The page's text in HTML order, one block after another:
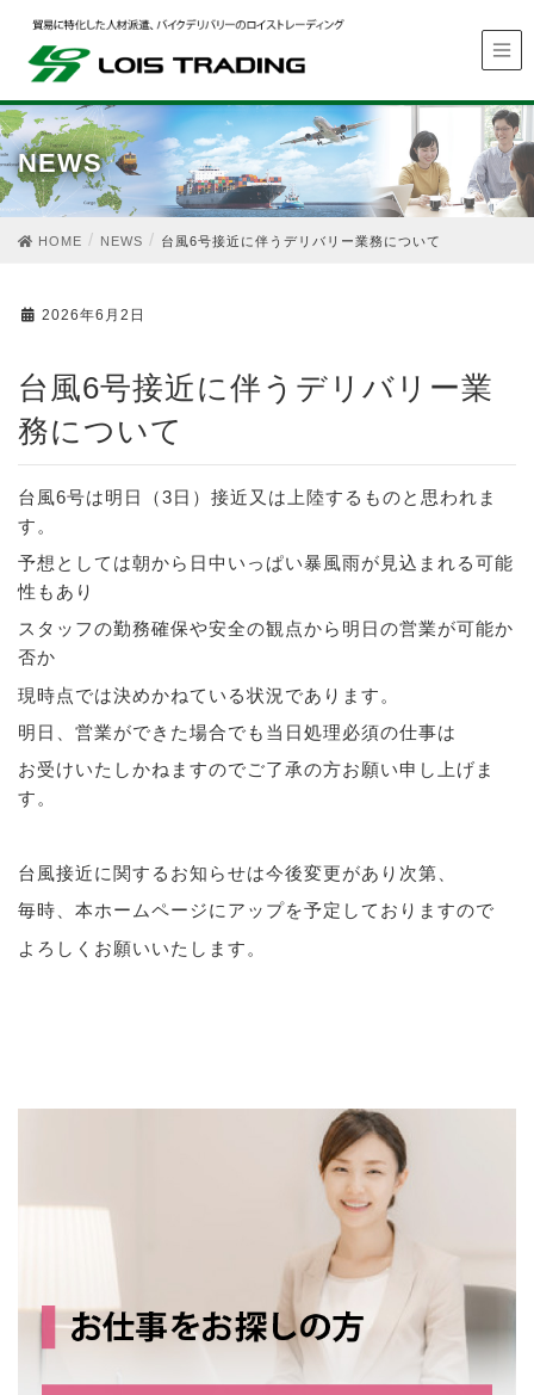
NEWS
HOME NEWS 台風6号接近に伴うデリバリー業務について
2026年6月2日
台風6号接近に伴うデリバリー業
務について
台風6号は明日（3日）接近又は上陸するものと思われま
す。
予想としては朝から日中いっぱい暴風雨が見込まれる可能
性もあり
スタッフの勤務確保や安全の観点から明日の営業が可能か
否か
現時点では決めかねている状況であります。
明日、営業ができた場合でも当日処理必須の仕事は
お受けいたしかねますのでご了承の方お願い申し上げま
す。
台風接近に関するお知らせは今後変更があり次第、
毎時、本ホームページにアップを予定しておりますので
よろしくお願いいたします。